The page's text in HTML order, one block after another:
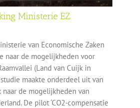
Ministerie EZ
van Economische Zaken
naar de mogelijkheden voor
(Land van Cuijk in
maakte onderdeel uit van
de mogelijkheden van
De pilot ‘CO2-compensatie